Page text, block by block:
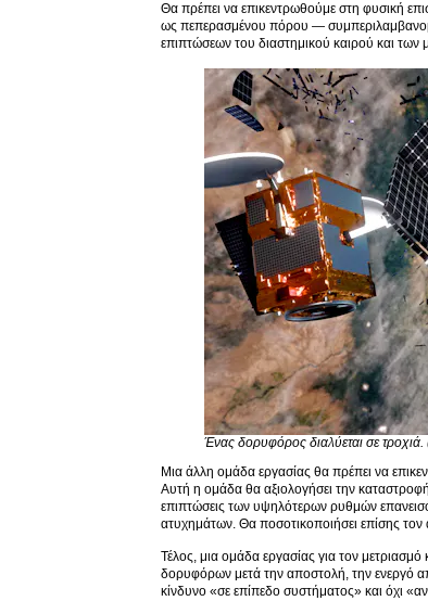
Θα πρέπει να επικεντρωθούμε στη φυσική
ως πεπερασμένου πόρου —
επιπτώσεων του διαστημικού καιρού και των
Ένας δορυφόρος διαλύεται σε τροχιά.
Μια άλλη ομάδα εργασίας θα πρέπει να
Αυτή η ομάδα θα αξιολογήσει την
επιπτώσεις των υψηλότερων ρυθμών
ατυχημάτων. Θα ποσοτικοποιήσει επίσης τον
Τέλος, μια ομάδα εργασίας για τον
δορυφόρων μετά την αποστολή, την ενεργό
κίνδυνο «σε επίπεδο συστήματος» και όχι